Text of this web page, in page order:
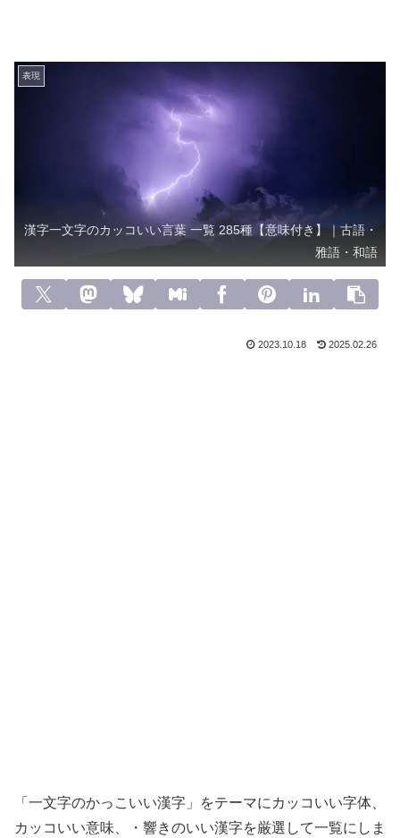
表現
漢字一文字のカッコいい言葉 一覧 285種【意味付き】｜古語・
雅語・和語
2023.10.18 2025.02.26
「一文字のかっこいい漢字」をテーマにカッコいい字体、
カッコいい意味、・響きのいい漢字を厳選して一覧にしま